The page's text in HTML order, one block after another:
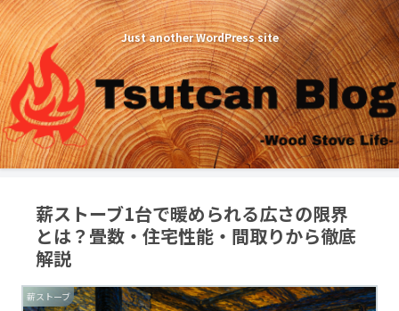
Just another WordPress site
薪ストーブ1台で暖められる広さの限界
とは？畳数・住宅性能・間取りから徹底
解説
薪ストーブ